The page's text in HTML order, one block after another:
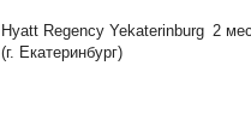
Hyatt Regency Yekaterinburg
(г. Екатеринбург)
2